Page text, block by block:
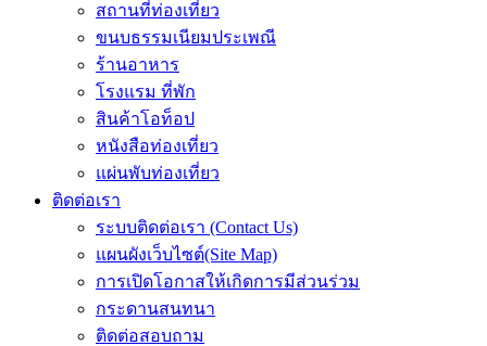
สถานที่ท่องเที่ยว
ขนบธรรมเนียมประเพณี
ร้านอาหาร
โรงแรม ที่พัก
สินค้าโอท็อป
หนังสือท่องเที่ยว
แผ่นพับท่องเที่ยว
ติดต่อเรา
ระบบติดต่อเรา (Contact Us)
แผนผังเว็บไซต์(Site Map)
การเปิดโอกาสให้เกิดการมีส่วนร่วม
กระดานสนทนา
ติดต่อสอบถาม